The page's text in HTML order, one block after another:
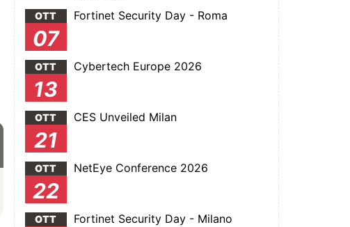
OTT
07
Fortinet Security Day - Roma
OTT
13
Cybertech Europe 2026
OTT
21
CES Unveiled Milan
OTT
22
NetEye Conference 2026
OTT Fortinet Security Day - Milano